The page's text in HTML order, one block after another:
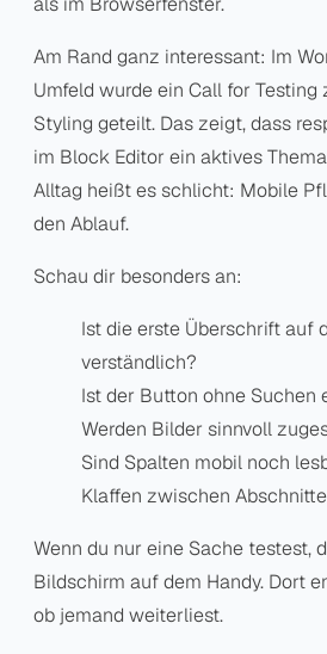
Am Rand ganz interessant: Im
Umfeld wurde ein Call for Testing
Styling geteilt. Das zeigt, dass
im Block Editor ein aktives
Alltag heißt es schlicht: Mobile
den Ablauf.
Schau dir besonders an:
Ist die erste Überschrift auf
verständlich?
Ist der Button ohne Suchen
Werden Bilder sinnvoll
Sind Spalten mobil noch
Klaffen zwischen
Wenn du nur eine Sache testest,
Bildschirm auf dem Handy. Dort
ob jemand weiterliest.